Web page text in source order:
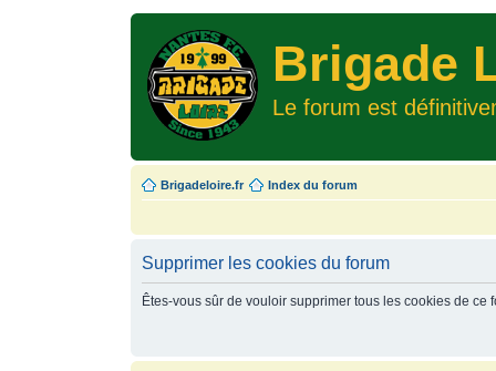
Brigade
Le forum est
Brigadeloire.fr Index du forum
Supprimer les cookies du forum
Êtes-vous sûr de vouloir supprimer tous les cookies de ce